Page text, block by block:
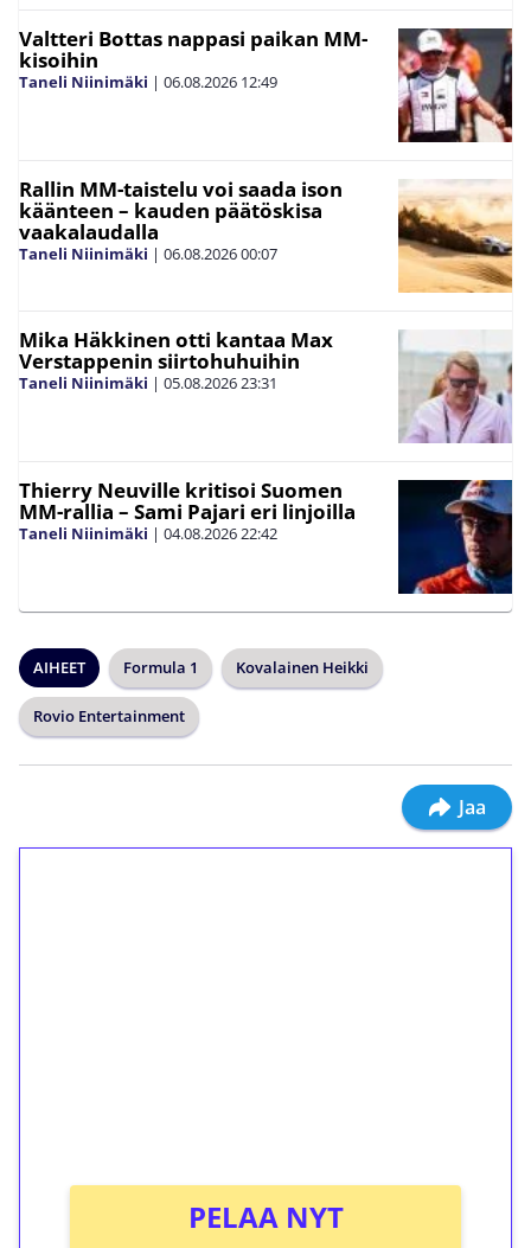
Valtteri Bottas nappasi paikan MM-
kisoihin
Taneli Niinimäki | 06.08.2026 12:49
Rallin MM-taistelu voi saada ison
käänteen – kauden päätöskisa
vaakalaudalla
Taneli Niinimäki | 06.08.202600:07
Mika Häkkinen otti kantaa Max
Verstappenin siirtohuhuihin
Taneli Niinimäki | 05.08.202623:31
Thierry Neuville kritisoi Suomen
MM-rallia – Sami Pajari eri linjoilla
Taneli Niinimäki | 04.08.202622:42
AIHEET Formula 1 Kovalainen Heikki
Rovio Entertainment
Jaa
PELAA NYT